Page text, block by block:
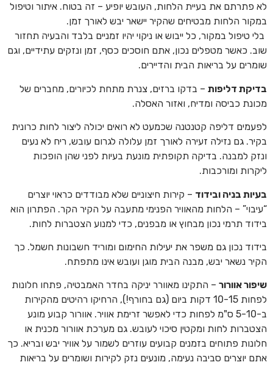
לא פתרתם את בעיית הלחות, העובש יופיע – זה בטוח. איתור וטיפול
במקור הלחות מבטיחים שהקיר יישאר יבש לאורך זמן.
בלי טיפול במקור, כל ייבוש או ניקוי יהיו זמניים בלבד והבעיה תחזור
שוב. כאשר מטפלים נכון, אתם חוסכים כסף, זמן ונזקים עתידיים, וגם
שומרים על בריאות הבית והדיירים.
בדיקת דליפות – בדקו ברזים, צנרת מתחת לכיורים, מחברים של
מכונת כביסה ומדיח, ואזור האסלה.
לפעמים דליפה קטנטנה שכמעט לא רואים יכולה ליצור לחות כרונית
בקיר. גם נזילה זעירה לאורך זמן עלולה לגרום עובש, ריח לא נעים
ונזק למבנה. בדיקה תקופתית מונעת בעיות לפני שהן הופכות
ליקרות ומורכבות.
בעיות בניה ובידוד – קירות חיצוניים שלא מבודדים כראוי יוצרים
“עיבוי” – הלחות מהאוויר הפנימי מתעבה על הקיר הקר. הפתרון הוא
בידוד תרמי נכון מבחוץ או מבפנים, כדי למנוע הצטברות לחות.
בידוד נכון גם משפר את יעילות החימום ומוריד חשבונות חשמל. כך
הקיר נשאר יבש, מבנה הבית מוגן ועובש אינו מתפתח.
שיפור אוורור – התקינו מאוורר יניקה בחדר האמבטיה, פתחו חלונות
לפחות 10-15 דקות ביום (גם בחורף!), הרחיקו רהיטים מהקירות
ב-5-10 ס"מ לפחות כדי לאפשר זרימת אוויר. אוורור קבוע מונע
הצטברות לחות ומקטין סיכוי לעובש. גם מערכת אוורור מכנית או
חלונות פתוחים בזמנים קבועים עוזרים לשמור על אוויר יבש ובריא. כך
אתם יוצרים סביבה נעימה, מונעים נזק לקירות ושומרים על בריאות